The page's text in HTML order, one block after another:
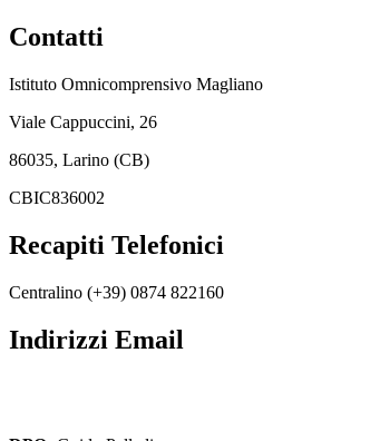
Contatti
Istituto Omnicomprensivo Magliano
Viale Cappuccini, 26
86035, Larino (CB)
CBIC836002
Recapiti Telefonici
Centralino (+39) 0874 822160
Indirizzi Email